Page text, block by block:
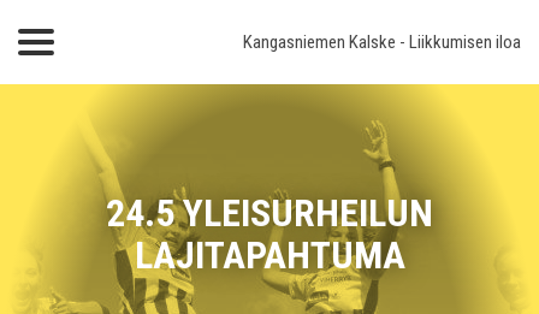
Kangasniemen Kalske - Liikkumisen iloa
24.5 YLEISURHEILUN
LAJITAPAHTUMA